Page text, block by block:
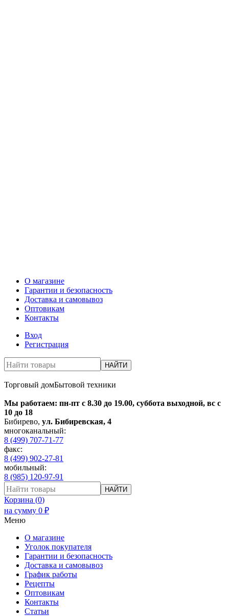
О магазине
Гарантии и безопасность
Доставка и самовывоз
Оптовикам
Контакты
Вход
Регистрация
НАЙТИ
Торговый домБытовой техники
Мы работаем: пн-пт с 8.30 до 19.00, суббота выходной, вс с
10 до 18
Бибирево, ул. Бибиревская, 4
многоканальный:
8 (499) 707-71-77
факс:
8 (499) 902-27-81
мобильный:
8 (985) 120-97-91
НАЙТИ
Корзина (0)
на сумму 0 ₽
Меню
О магазине
Уголок покупателя
Гарантии и безопасность
Доставка и самовывоз
График работы
Рецепты
Оптовикам
Контакты
Статьи